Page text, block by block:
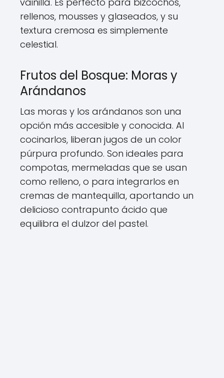
rellenos, mousses y glaseados, y su
textura cremosa es simplemente
celestial.
Frutos del Bosque: Moras y
Arándanos
Las moras y los arándanos son una
opción más accesible y conocida. Al
cocinarlos, liberan jugos de un color
púrpura profundo. Son ideales para
compotas, mermeladas que se usan
como relleno, o para integrarlos en
cremas de mantequilla, aportando un
delicioso contrapunto ácido que
equilibra el dulzor del pastel.